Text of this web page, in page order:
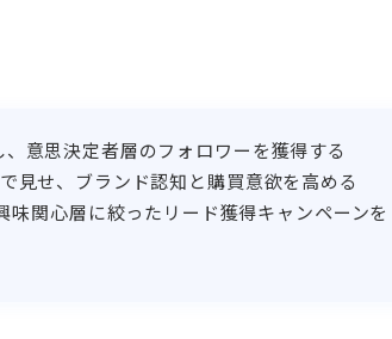
意思決定者層のフォロワーを獲得する
せ、ブランド認知と購買意欲を高める
関心層に絞ったリード獲得キャンペーンを